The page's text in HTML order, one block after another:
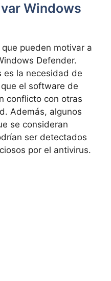
Windows
pueden motivar a
Defender.
es la necesidad de
el software de
conflicto con otras
Además, algunos
se consideran
ser detectados
por el antivirus.